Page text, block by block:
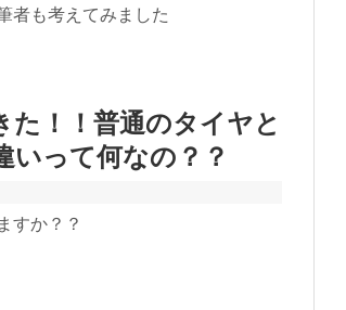
者も考えてみました
！！普通のタイヤと
いって何なの？？
すか？？